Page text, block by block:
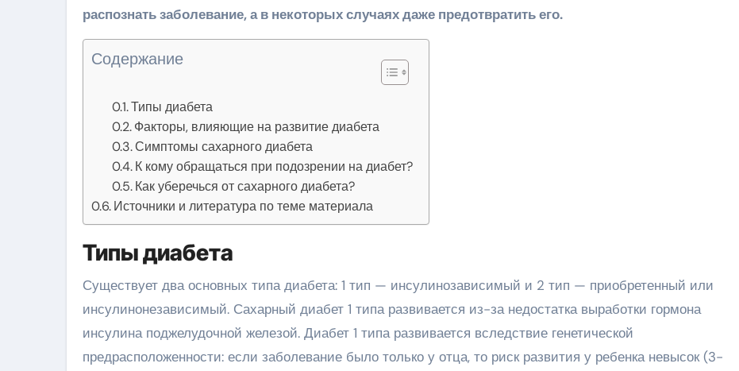
распознать заболевание, а в некоторых случаях даже предотвратить его.
Содержание
Типы диабета
Факторы, влияющие на развитие диабета
Симптомы сахарного диабета
К кому обращаться при подозрении на диабет?
Как уберечься от сахарного диабета?
Источники и литература по теме материала
Типы диабета
Существует два основных типа диабета: 1 тип — инсулинозависимый и 2 тип — приобретенный или
инсулинонезависимый. Сахарный диабет 1 типа развивается из-за недостатка выработки гормона
инсулина поджелудочной железой. Диабет 1 типа развивается вследствие генетической
предрасположенности: если заболевание было только у отца, то риск развития у ребенка невысок (3-